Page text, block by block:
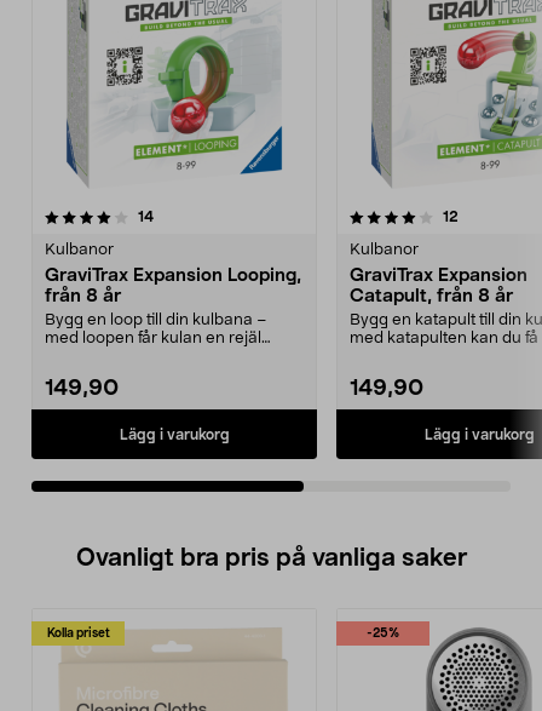
14recensioner
Kulbanor
GraviTrax Expansion Looping,
från 8 år
Bygg en loop till din kulbana –
med loopen får kulan en rejäl
149,90
Lägg i varukorg
4.0av 5 stjärnor 12
Kulbanor
GraviTrax Expansion
Catapult, från 8 år
Bygg en katapult till din
med katapulten kan du få
149,90
Lägg i varukorg
4.5av 5 stjärnor
Ovanligt bra pris på vanliga saker
Kolla priset -25%